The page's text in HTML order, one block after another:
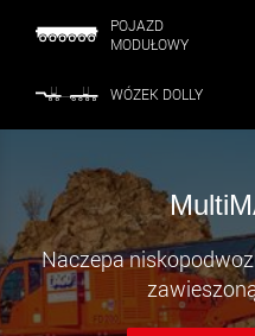
POJAZD
MODUŁOWY
WÓZEK DOLLY
Naczepa